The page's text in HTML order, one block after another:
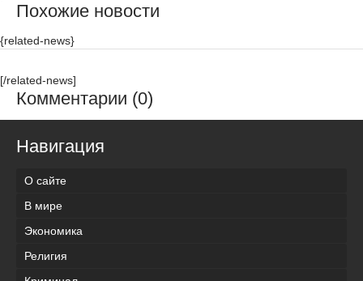
Похожие новости
{related-news}
[/related-news]
Комментарии (0)
Навигация
О сайте
В мире
Экономика
Религия